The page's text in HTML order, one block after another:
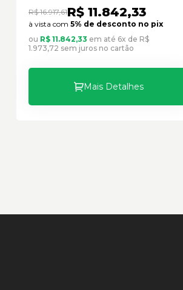
R$ 16.917,61R$ 11.842,33
à vista com 5% de desconto no pix
ou R$ 11.842,33 em até 6x de R$
1.973,72 sem juros no cartão
Mais Detalhes